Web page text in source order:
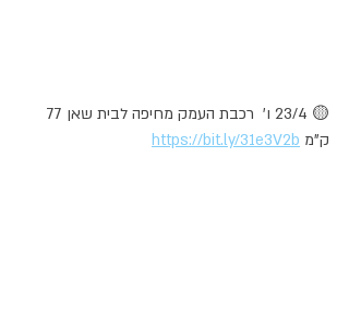
ק"מ https://bit.ly/31e3V2b